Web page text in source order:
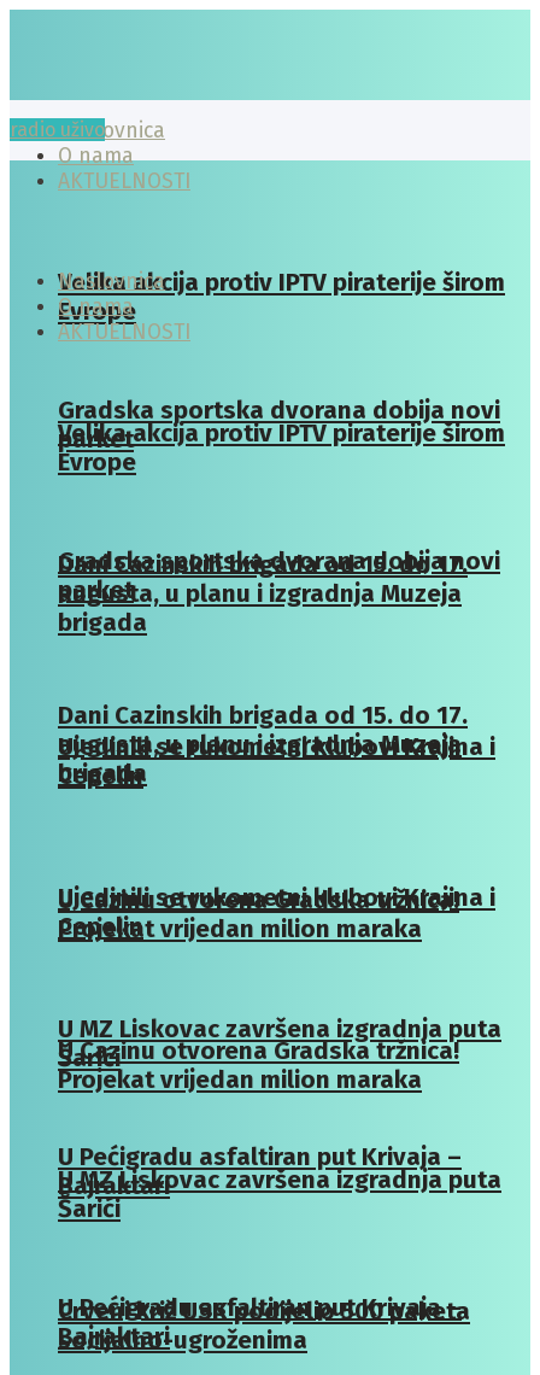
Naslovnica
O nama
AKTUELNOSTI
Velika akcija protiv IPTV piraterije širom
Evrope
Gradska sportska dvorana dobija novi
parket
Dani Cazinskih brigada od 15. do 17.
augusta, u planu i izgradnja Muzeja
brigada
Ujedinili se rukometni klubovi Krajina i
Cepelin
U Cazinu otvorena Gradska tržnica!
Projekat vrijedan milion maraka
U MZ Liskovac završena izgradnja puta
Šarići
U Pećigradu asfaltiran put Krivaja –
Bajraktari
Crveni križ USK podijelio 500 paketa
socijalno-ugroženima
radio uživo
Naslovnica
O nama
AKTUELNOSTI
Velika akcija protiv IPTV piraterije širom
Evrope
Gradska sportska dvorana dobija novi
parket
Dani Cazinskih brigada od 15. do 17.
augusta, u planu i izgradnja Muzeja
brigada
Ujedinili se rukometni klubovi Krajina i
Cepelin
U Cazinu otvorena Gradska tržnica!
Projekat vrijedan milion maraka
U MZ Liskovac završena izgradnja puta
Šarići
U Pećigradu asfaltiran put Krivaja –
Bajraktari